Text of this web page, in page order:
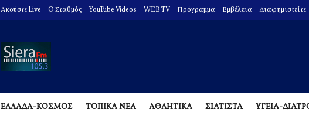
Ακούστε Live O Σταθμός YouTube Videos WEB TV Πρόγραμμα Εμβέλεια Διαφημιστείτε
ΕΛΛΑΔΑ-ΚΟΣΜΟΣ ΤΟΠΙΚΑ ΝΕΑ ΑΘΛΗΤΙΚΑ ΣΙΑΤΙΣΤΑ ΥΓΕΙΑ-